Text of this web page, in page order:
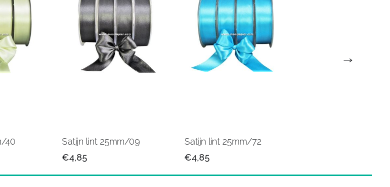
40
Satijn lint 25mm/09
€4,85
Satijn lint 25mm/72
€4,85